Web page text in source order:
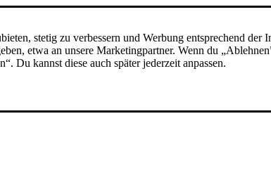
stetig zu verbessern und Werbung entsprechend der
etwa an unsere Marketingpartner. Wenn du
Du kannst diese auch später jederzeit anpassen.